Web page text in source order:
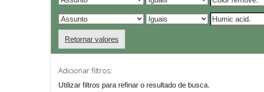
Retornar valores
Adicionar filtros:
Utilizar filtros para refinar o resultado de busca.